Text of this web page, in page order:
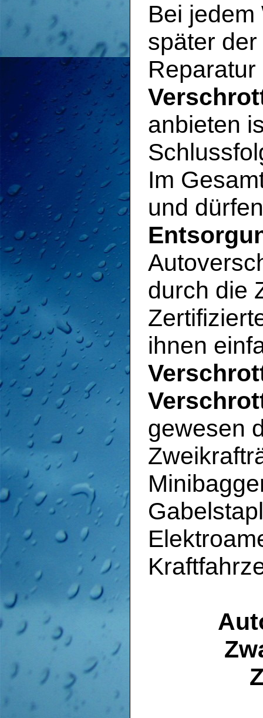
Bei
später
anbieten
Im
und
durch die
ihnen
gewesen